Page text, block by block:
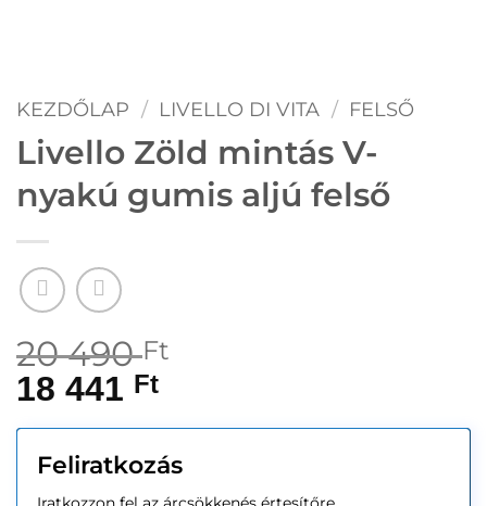
KEZDŐLAP / LIVELLO DI VITA / FELSŐ
Livello Zöld mintás V-
nyakú gumis aljú felső
20 490Ft
18 441 Ft
Feliratkozás